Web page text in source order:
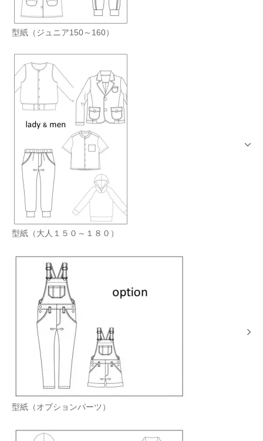
型紙（ジュニア150～160）
型紙（大人１５０～１８０）
型紙（オプションパーツ）